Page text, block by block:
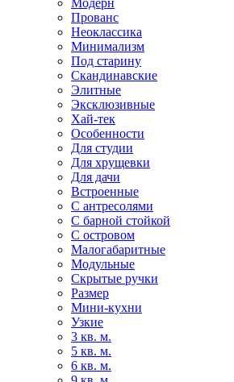
Модерн
Прованс
Неоклассика
Минимализм
Под старину
Скандинавские
Элитные
Эксклюзивные
Хай-тек
Особенности
Для студии
Для хрущевки
Для дачи
Встроенные
С антресолями
С барной стойкой
С островом
Малогабаритные
Модульные
Скрытые ручки
Размер
Мини-кухни
Узкие
3 кв. м.
5 кв. м.
6 кв. м.